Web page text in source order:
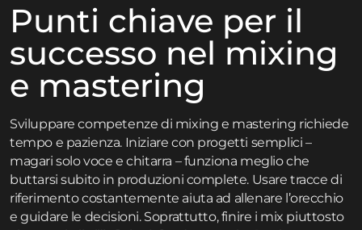
Punti chiave per il
successo nel mixing
e mastering
Sviluppare competenze di mixing e mastering richiede
tempo e pazienza. Iniziare con progetti semplici –
magari solo voce e chitarra – funziona meglio che
buttarsi subito in produzioni complete. Usare tracce di
riferimento costantemente aiuta ad allenare l’orecchio
e guidare le decisioni. Soprattutto, finire i mix piuttosto